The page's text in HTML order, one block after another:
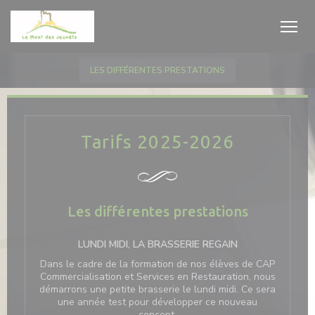
Personalizzazione delle tue scelte sui cookie
Tarifs 2025-2026
Les différentes prestations
LUNDI MIDI, LA BRASSERIE REGAIN
Dans le cadre de la formation de nos élèves de CAP
Commercialisation et Services en Restauration, nous
démarrons une petite brasserie le lundi midi. Ce sera
une année test pour développer ce nouveau
LES DIFFÉRENTES PRESTATIONS